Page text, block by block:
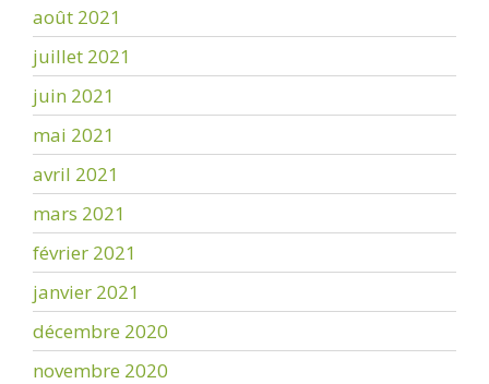
août 2021
juillet 2021
juin 2021
mai 2021
avril 2021
mars 2021
février 2021
janvier 2021
décembre 2020
novembre 2020